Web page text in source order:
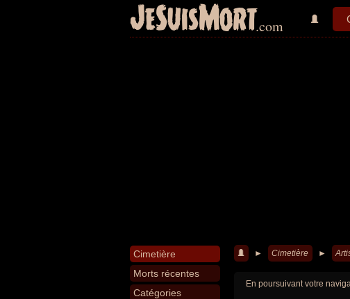
JeSuisMort.com
Cimetière
Morts récentes
Catégories
► Cimetière ►
En poursuivant votre